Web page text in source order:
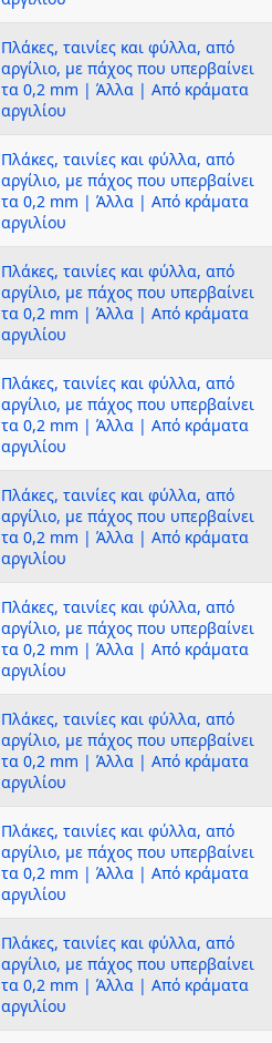
Πλάκες, ταινίες και φύλλα, από
αργίλιο, με πάχος που υπερβαίνει
τα 0,2 mm | Άλλα | Από κράματα
αργιλίου
Πλάκες, ταινίες και φύλλα, από
αργίλιο, με πάχος που υπερβαίνει
τα 0,2 mm | Άλλα | Από κράματα
αργιλίου
Πλάκες, ταινίες και φύλλα, από
αργίλιο, με πάχος που υπερβαίνει
τα 0,2 mm | Άλλα | Από κράματα
αργιλίου
Πλάκες, ταινίες και φύλλα, από
αργίλιο, με πάχος που υπερβαίνει
τα 0,2 mm | Άλλα | Από κράματα
αργιλίου
Πλάκες, ταινίες και φύλλα, από
αργίλιο, με πάχος που υπερβαίνει
τα 0,2 mm | Άλλα | Από κράματα
αργιλίου
Πλάκες, ταινίες και φύλλα, από
αργίλιο, με πάχος που υπερβαίνει
τα 0,2 mm | Άλλα | Από κράματα
αργιλίου
Πλάκες, ταινίες και φύλλα, από
αργίλιο, με πάχος που υπερβαίνει
τα 0,2 mm | Άλλα | Από κράματα
αργιλίου
Πλάκες, ταινίες και φύλλα, από
αργίλιο, με πάχος που υπερβαίνει
τα 0,2 mm | Άλλα | Από κράματα
αργιλίου
Πλάκες, ταινίες και φύλλα, από
αργίλιο, με πάχος που υπερβαίνει
τα 0,2 mm | Άλλα | Από κράματα
αργιλίου